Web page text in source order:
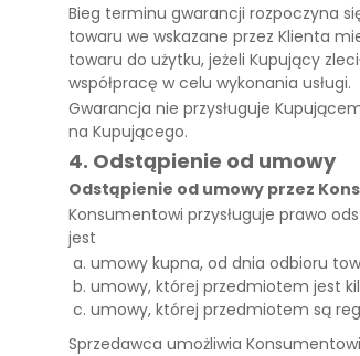
Bieg terminu gwarancji rozpoczyna
towaru we wskazane przez Klienta
towaru do użytku, jeżeli Kupujący
współpracę w celu wykonania usługi.
Gwarancja nie przysługuje
na Kupującego.
4. Odstąpienie od umowy
Odstąpienie od umowy przez
Konsumentowi przysługuje prawo
jest
umowy kupna, od dnia odbioru
umowy, której przedmiotem jest
umowy, której przedmiotem są
Sprzedawca umożliwia